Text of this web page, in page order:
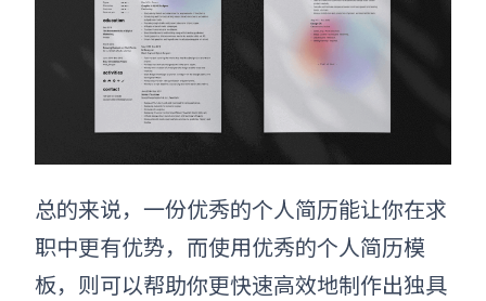
总的来说，一份优秀的个人简历能让你在求
职中更有优势，而使用优秀的个人简历模
板，则可以帮助你更快速高效地制作出独具